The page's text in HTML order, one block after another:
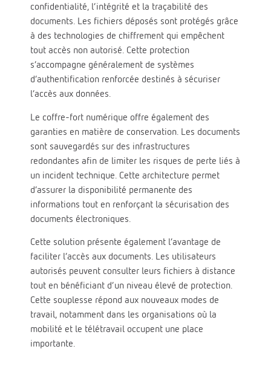
confidentialité, l’intégrité et la traçabilité des
documents. Les fichiers déposés sont protégés grâce
à des technologies de chiffrement qui empêchent
tout accès non autorisé. Cette protection
s’accompagne généralement de systèmes
d’authentification renforcée destinés à sécuriser
l’accès aux données.
Le coffre-fort numérique offre également des
garanties en matière de conservation. Les documents
sont sauvegardés sur des infrastructures
redondantes afin de limiter les risques de perte liés à
un incident technique. Cette architecture permet
d’assurer la disponibilité permanente des
informations tout en renforçant la sécurisation des
documents électroniques.
Cette solution présente également l’avantage de
faciliter l’accès aux documents. Les utilisateurs
autorisés peuvent consulter leurs fichiers à distance
tout en bénéficiant d’un niveau élevé de protection.
Cette souplesse répond aux nouveaux modes de
travail, notamment dans les organisations où la
mobilité et le télétravail occupent une place
importante.